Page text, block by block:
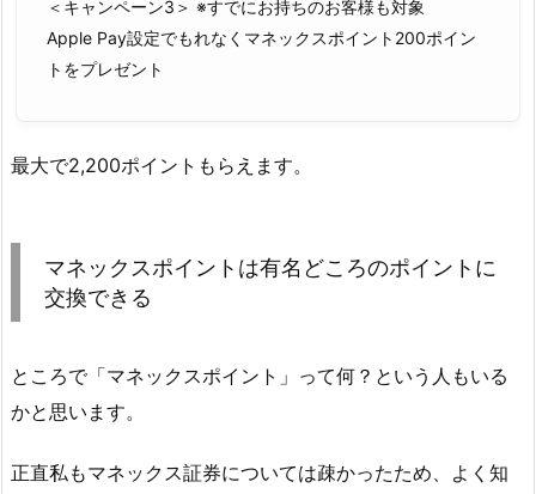
＜キャンペーン3＞ ※すでにお持ちのお客様も対象
Apple Pay設定でもれなくマネックスポイント200ポイン
トをプレゼント
最大で2,200ポイントもらえます。
マネックスポイントは有名どころのポイントに
交換できる
ところで「マネックスポイント」って何？という人もいる
かと思います。
正直私もマネックス証券については疎かったため、よく知